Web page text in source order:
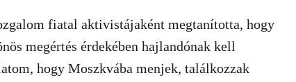
fiatal aktivistájaként megtanította, hogy
megértés érdekében hajlandónak kell
hogy Moszkvába menjek, találkozzak